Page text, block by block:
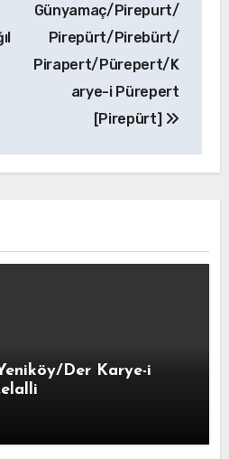
Günyamaç/Pirepurt/
Pirepürt/Pirebürt/
Pirapert/Pürepert/K
arye-i Pürepert
[Pirepürt]
Der Karye-i